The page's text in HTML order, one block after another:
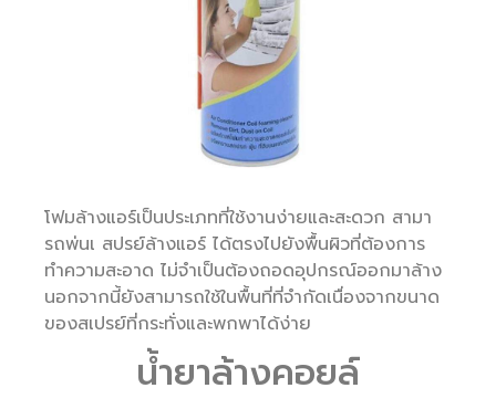
โฟมล้างแอร์เป็นประเภทที่ใช้งานง่ายและสะดวก สามา
รถพ่นเ สปรย์ล้างแอร์ ได้ตรงไปยังพื้นผิวที่ต้องการ
ทำความสะอาด ไม่จำเป็นต้องถอดอุปกรณ์ออกมาล้าง
นอกจากนี้ยังสามารถใช้ในพื้นที่ที่จำกัดเนื่องจากขนาด
ของสเปรย์ที่กระทั่งและพกพาได้ง่าย
น้ำยาล้างคอยล์